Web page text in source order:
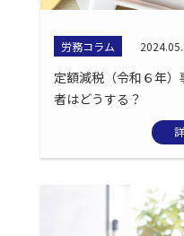
労務コラム
定額減税（令和６年
者はどうする？